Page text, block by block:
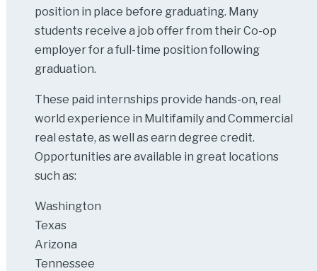
position in place before graduating. Many
students receive a job offer from their Co-op
employer for a full-time position following
graduation.
These paid internships provide hands-on, real
world experience in Multifamily and Commercial
real estate, as well as earn degree credit.
Opportunities are available in great locations
such as:
Washington
Texas
Arizona
Tennessee